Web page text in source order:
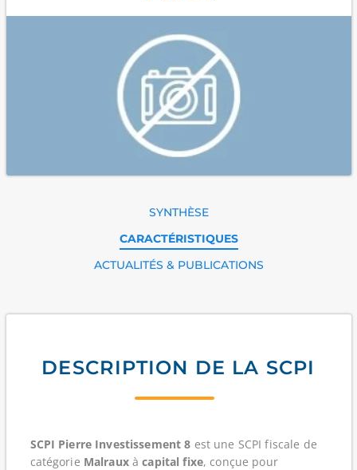
SYNTHÈSE
CARACTÉRISTIQUES
ACTUALITÉS & PUBLICATIONS
DESCRIPTION DE LA SCPI
SCPI Pierre Investissement 8 est une SCPIfiscale de
catégorie Malrauxàcapital fixe, conçue pour